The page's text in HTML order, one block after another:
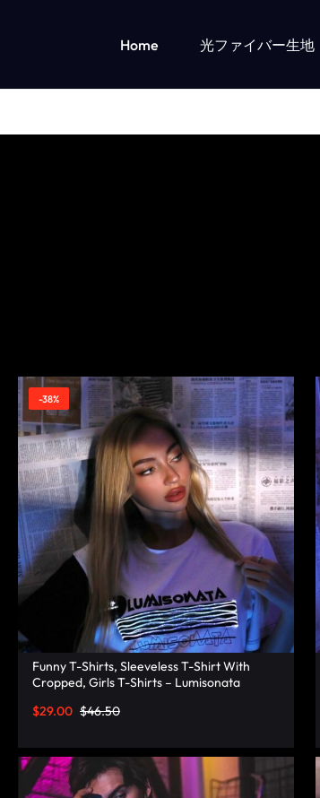
OPTICAL
FIBER
CLOTHING
|
LUMISONATA
SHOP
LUMISONATA
IS
STYLISH
TECHNOLOGY
WITH
A
FUTURISTIC
FEEL,
IS
THE
WORLD
LEADER
IN
Home 光ファイバー生地
LED Fiber Optic Fabric
導かれたライトアップの子供服
-38%
Funny T-Shirts, Sleeveless T-Shirt With
Cropped, Girls T-Shirts – Lumisonata
$46.50
$29.00